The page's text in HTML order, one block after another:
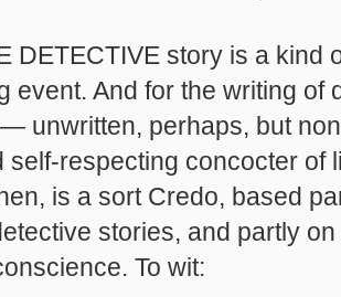
DETECTIVE story is a kind
event. And for the writing
unwritten, perhaps, but
self-respecting concocter of
is a sort Credo, based
stories, and partly
To wit: